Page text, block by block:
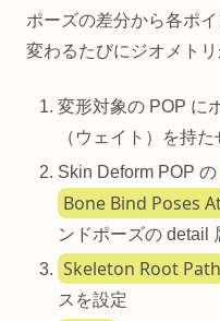
ポーズの差分から各ポ
変わるたびにジオメトリ
変形対象の POP に
（ウェイト）を持た
Skin Deform POP の
Bone Bind Poses
ンドポーズの detail
Skeleton Root Path
スを設定